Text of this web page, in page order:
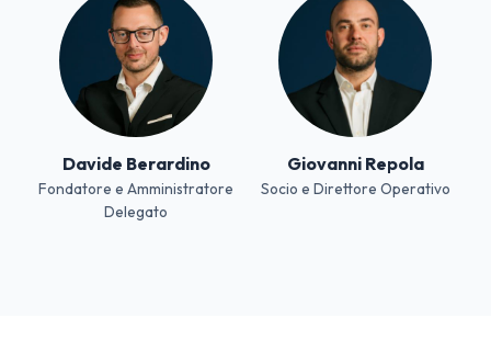
Davide Berardino
Fondatore e Amministratore
Delegato
Giovanni Repola
Socio e Direttore Operativo